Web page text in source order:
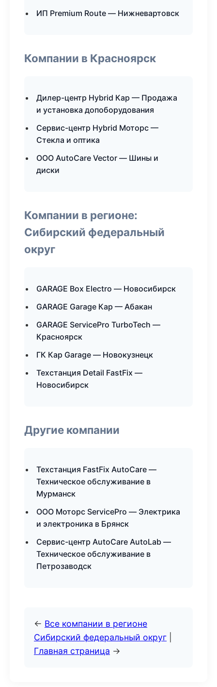
ИП Premium Route — Нижневартовск
Компании в Красноярск
Дилер-центр Hybrid Кар — Продажа
и установка допоборудования
Сервис-центр Hybrid Моторс —
Стекла и оптика
ООО AutoCare Vector — Шины и
диски
Компании в регионе:
Сибирский федеральный
округ
GARAGE Box Electro — Новосибирск
GARAGE Garage Кар — Абакан
GARAGE ServicePro TurboTech —
Красноярск
ГК Кар Garage — Новокузнецк
Техстанция Detail FastFix —
Новосибирск
Другие компании
Техстанция FastFix AutoCare —
Техническое обслуживание в
Мурманск
ООО Моторс ServicePro — Электрика
и электроника в Брянск
Сервис-центр AutoCare AutoLab —
Техническое обслуживание в
Петрозаводск
← Все компании в регионе
Сибирский федеральный округ
Главная страница →